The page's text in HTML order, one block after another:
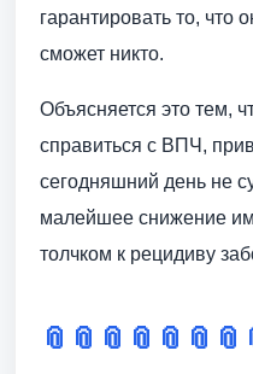
гарантировать то, что
сможет никто.
Объясняется это тем,
справиться с ВПЧ,
сегодняшний день не
малейшее снижение
толчком к рецидиву
📎 📎 📎 📎 📎 📎 📎